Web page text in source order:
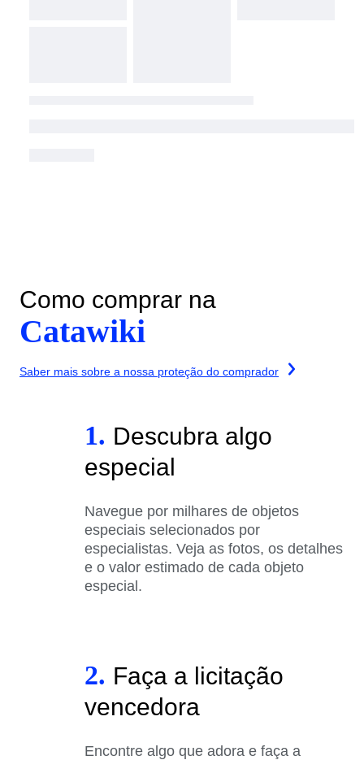
Como comprar na
Catawiki
Saber mais sobre a nossa proteção do comprador
1. Descubra algo
especial
Navegue por milhares de objetos
especiais selecionados por
especialistas. Veja as fotos, os detalhes
e o valor estimado de cada objeto
especial.
2. Faça a licitação
vencedora
Encontre algo que adora e faça a